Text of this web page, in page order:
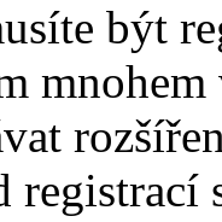
být
registrací